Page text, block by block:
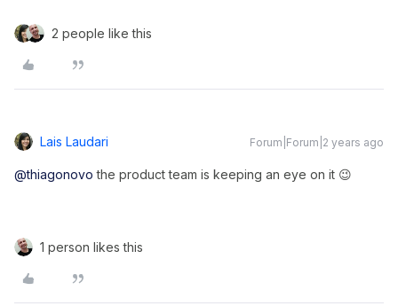
2 people like this
Lais Laudari Forum|Forum|2 years ago
@thiagonovo the product team is keeping an eye on it 😉
1 person likes this